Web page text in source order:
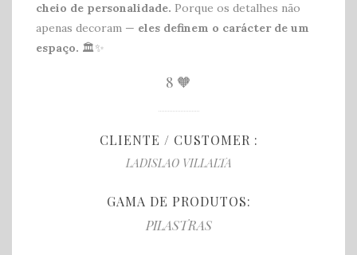
cheio de personalidade. Porque os detalhes não
apenas decoram — eles definem o carácter de um
espaço. 🏛️✨
8 🧡
CLIENTE / CUSTOMER :
LADISLAO VILLALTA
GAMA DE PRODUTOS:
PILASTRAS